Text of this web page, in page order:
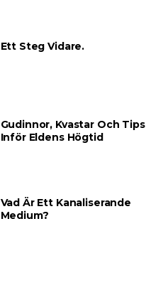
Ett Steg Vidare.
Gudinnor, Kvastar Och Tips
Inför Eldens Högtid
Vad Är Ett Kanaliserande
Medium?